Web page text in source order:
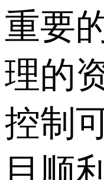
重要
理的
控制
目顺